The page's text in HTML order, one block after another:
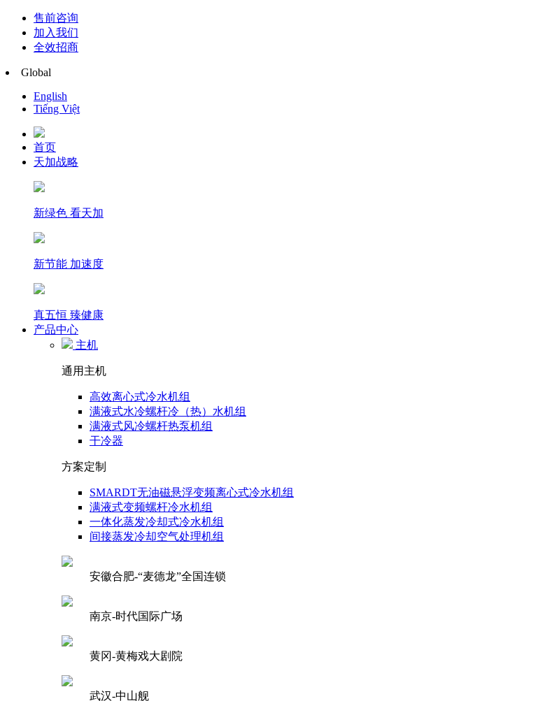
售前咨询
加入我们
全效招商
Global
English
Tiếng Việt
首页
天加战略
新绿色 看天加
新节能 加速度
真五恒 臻健康
产品中心
主机
通用主机
高效离心式冷水机组
满液式水冷螺杆冷（热）水机组
满液式风冷螺杆热泵机组
干冷器
方案定制
SMARDT无油磁悬浮变频离心式冷水机组
满液式变频螺杆冷水机组
一体化蒸发冷却式冷水机组
间接蒸发冷却空气处理机组
安徽合肥-“麦德龙”全国连锁
南京-时代国际广场
黄冈-黄梅戏大剧院
武汉-中山舰